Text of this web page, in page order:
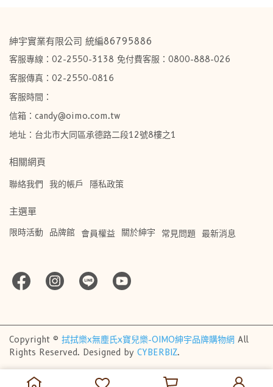
紳宇實業有限公司 統編86795886
客服專線：02-2550-3138 免付費客服：0800-888-026
客服傳真：02-2550-0816
客服時間：
信箱：candy@oimo.com.tw​
地址：台北市大同區承德路二段12號8樓之1
相關網頁
聯絡我們
我的帳戶 隱私政策
主選單
限時活動
品牌館 會員權益 關於紳宇 常見問題 最新消息
Copyright © 拭拭樂x無塵氏x寶兒樂-OIMO紳宇品牌購物網 All
Rights Reserved. Designed by CYBERBIZ.